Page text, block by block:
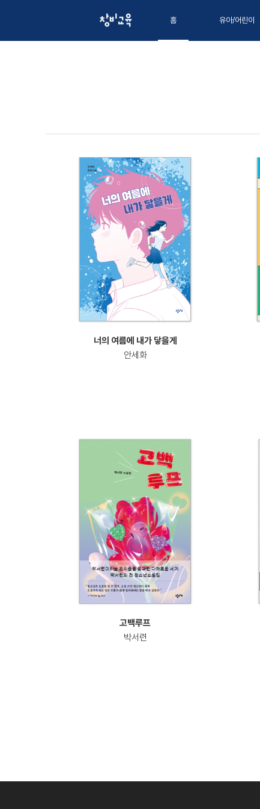
홈 유아/어린이
너의 여름에 내가 닿을게
안세화
고백루프
박서련